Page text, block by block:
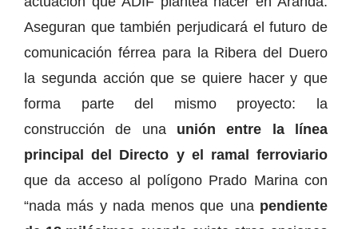
Aseguran que también perjudicará el futuro de
comunicación férrea para la Ribera del Duero
la segunda acción que se quiere hacer y que
forma parte del mismo proyecto: la
construcción de una unión entre la línea
principal del Directo y el ramal ferroviario
que da acceso al polígono Prado Marina con
“nada más y nada menos que una pendiente